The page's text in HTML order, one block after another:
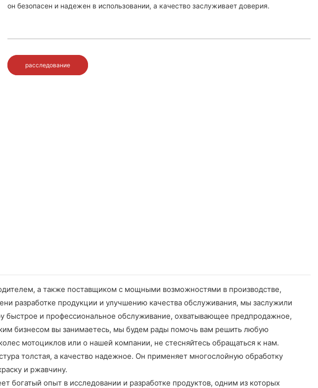
он безопасен и надежен в использовании, а качество заслуживает доверия.
расследование
а также поставщиком с мощными возможностями в производстве,
разработке продукции и улучшению качества обслуживания, мы заслужили
и профессиональное обслуживание, охватывающее предпродажное,
бизнесом вы занимаетесь, мы будем рады помочь вам решить любую
мотоциклов или о нашей компании, не стесняйтесь обращаться к нам.
толстая, а качество надежное. Он применяет многослойную обработку
и ржавчину.
богатый опыт в исследовании и разработке продуктов, одним из которых